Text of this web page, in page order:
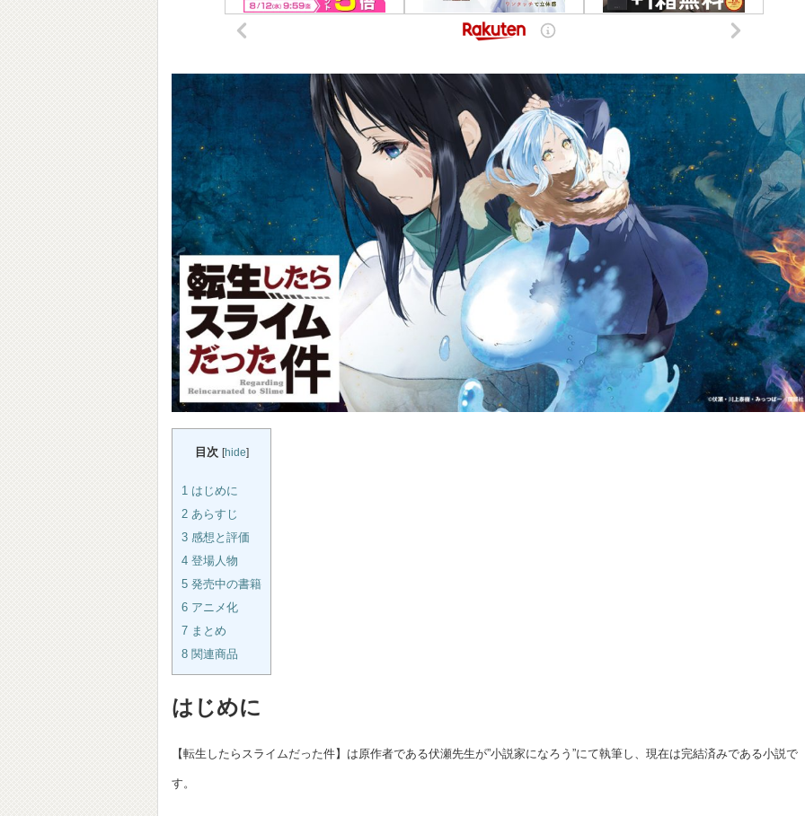
目次 [hide]
1 はじめに
2 あらすじ
3 感想と評価
4 登場人物
5 発売中の書籍
6 アニメ化
7 まとめ
8 関連商品
はじめに
【転生したらスライムだった件】は原作者である伏瀬先生が”小説家になろう”にて執筆し、現在は完結済みである小説で
す。